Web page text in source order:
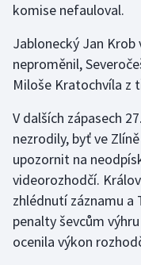
Plavání
Ragby
Rychlobruslení
Rychlostní
Short track
komise nefauloval.
Jablonecký Jan
neproměnil,
Miloše Kratochvíla z
V dalších zápasech
nezrodily, byť ve
upozornit na
videorozhodčí.
zhlédnutí záznamu a
penalty ševcům
ocenila výkon